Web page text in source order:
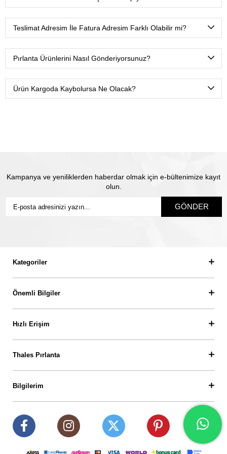
güvenli alışveriş yapabilirsiniz.
yapabiliyoruz.
Teslimat Adresim İle Fatura Adresim Farklı Olabilir mi?
farklı tanımlamanız yeterli olacaktır.
Pırlanta Ürünlerini Nasıl Gönderiyorsunuz?
olduğunuz isme teslim olacak şekilde sigortalı olarak
gönderiyoruz.
Ürün Kargoda Kaybolursa Ne Olacak?
Kampanya ve yeniliklerden haberdar olmak için e-bültenimize kayıt
olun.
GÖNDER
Kategoriler
Önemli Bilgiler
Hızlı Erişim
Thales Pırlanta
Bilgilerim